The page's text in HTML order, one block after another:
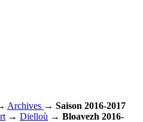
Archives → Saison 2016-2017
→ Dielloù → Bloavezh 2016-